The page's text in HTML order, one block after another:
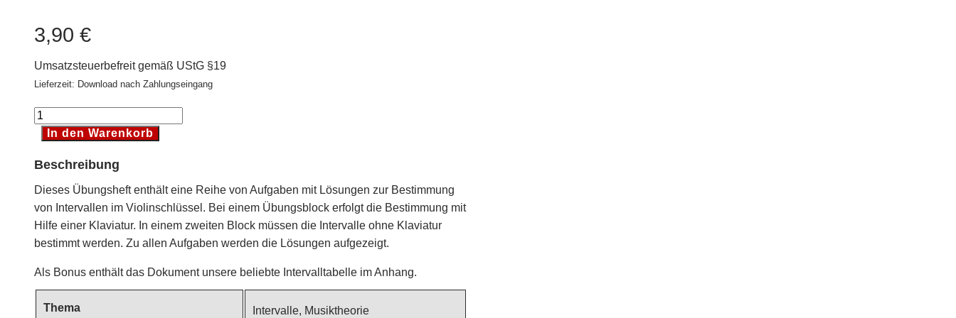
3,90 €
Umsatzsteuerbefreit gemäß UStG §19
Lieferzeit: Download nach Zahlungseingang
Intervalle
bestimmen
Violinschlüssel
[Digital]
Menge
In den Warenkorb
Beschreibung
Dieses Übungsheft enthält eine Reihe von Aufgaben mit Lösungen zur Bestimmung
von Intervallen im Violinschlüssel. Bei einem Übungsblock erfolgt die Bestimmung mit
Hilfe einer Klaviatur. In einem zweiten Block müssen die Intervalle ohne Klaviatur
bestimmt werden. Zu allen Aufgaben werden die Lösungen aufgezeigt.
Als Bonus enthält das Dokument unsere beliebte Intervalltabelle im Anhang.
Thema Intervalle, Musiktheorie